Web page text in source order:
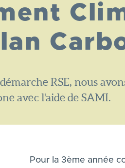
RSE, nous
avec l'aide de SAMI.
Pour la 3ème année